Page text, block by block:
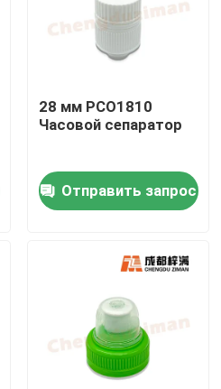
28 мм PCO1810
Часовой сепаратор
Отправить запрос